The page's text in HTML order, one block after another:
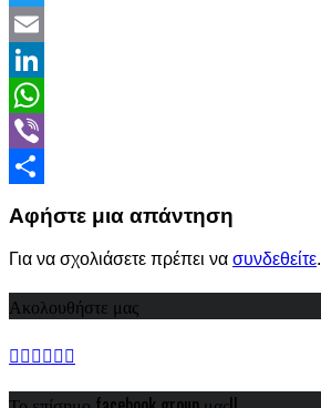
Twitter
Email
LinkedIn
WhatsApp
Viber
Αφήστε μια απάντηση
Για να σχολιάσετε πρέπει να συνδεθείτε.
Ακολουθήστε μας